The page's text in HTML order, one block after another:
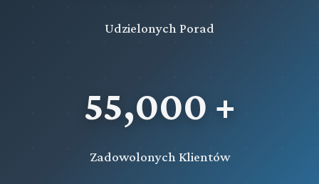
Udzielonych Porad
55,000 +
Zadowolonych Klientów